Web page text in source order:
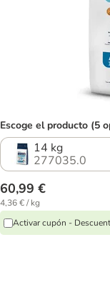
Escoge el producto (5
14 kg
277035.0
60,99 €
4,36 € / kg
Activar cupón -